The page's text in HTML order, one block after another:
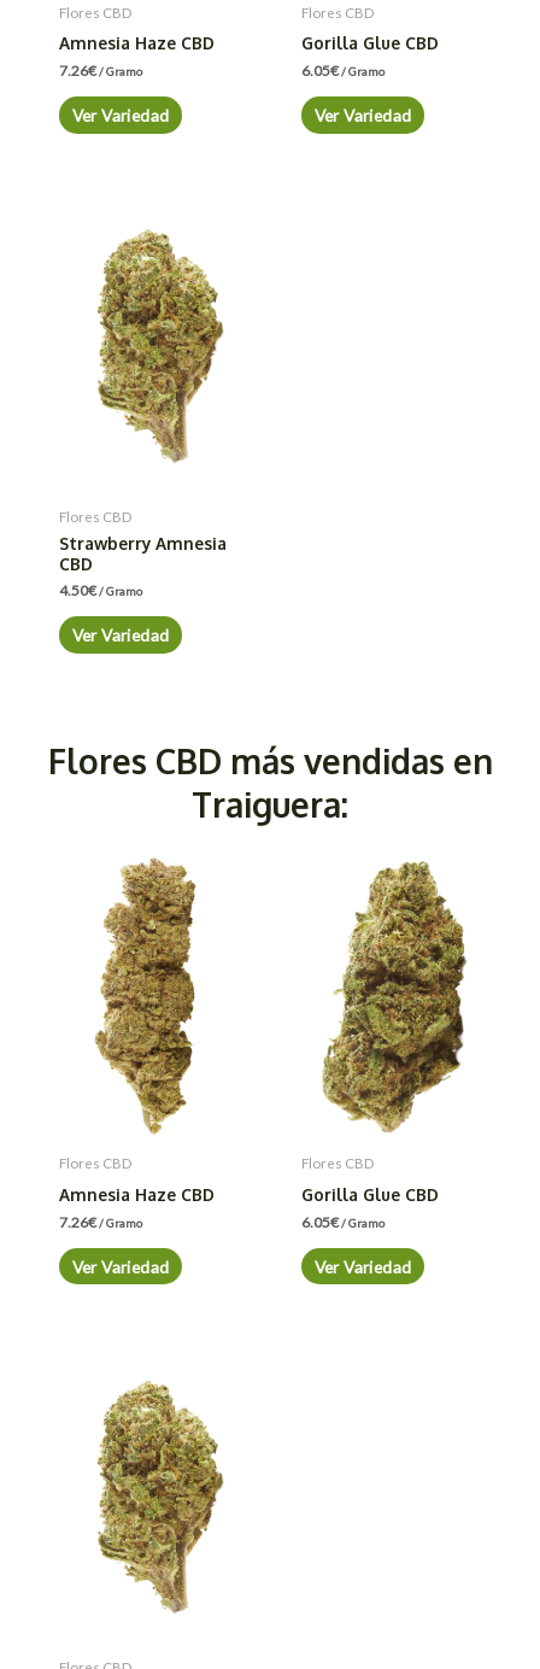
Flores CBD
Amnesia Haze CBD
7.26€/ Gramo
Ver Variedad
Flores CBD
Gorilla Glue CBD
6.05€/ Gramo
Ver Variedad
Flores CBD
Strawberry Amnesia
CBD
4.50€/ Gramo
Ver Variedad
Flores CBD más vendidas en
Traiguera:
Flores CBD
Amnesia Haze CBD
7.26€/ Gramo
Ver Variedad
Flores CBD
Gorilla Glue CBD
6.05€/ Gramo
Ver Variedad